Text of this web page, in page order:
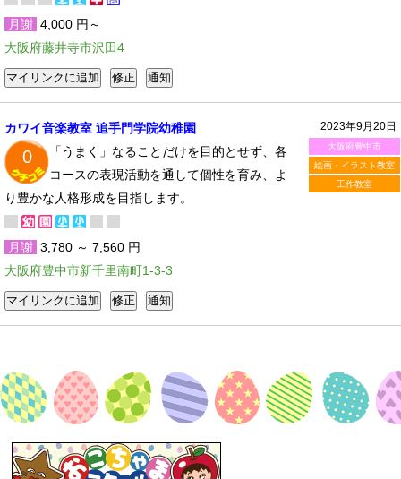
月謝 4,000 円～
大阪府藤井寺市沢田4
2023年9月20日
大阪府豊中市
絵画・イラスト教室
工作教室
カワイ音楽教室 追手門学院幼稚園
0
「うまく」なることだけを目的とせず、各
コースの表現活動を通して個性を育み、よ
り豊かな人格形成を目指します。
月謝 3,780 ～ 7,560 円
大阪府豊中市新千里南町1-3-3